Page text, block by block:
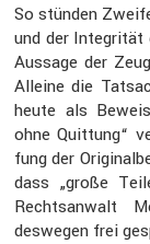
So stünden
und der
Aussage der
Alleine die
heute als
ohne Quittung“
fung der
dass „große
Rechts­an­walt
deswegen frei